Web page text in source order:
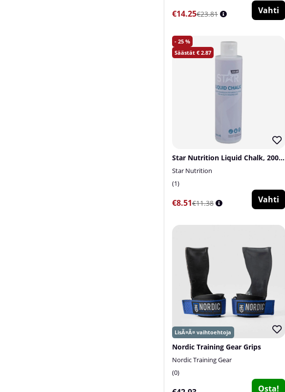
€14.25€23.81 Vahti
25
2.87
Star Nutrition Liquid Chalk, 200 ml
Star Nutrition
1
€8.51€11.38 Vahti
Nordic Training Gear Grips
Nordic Training Gear
0
Osta!